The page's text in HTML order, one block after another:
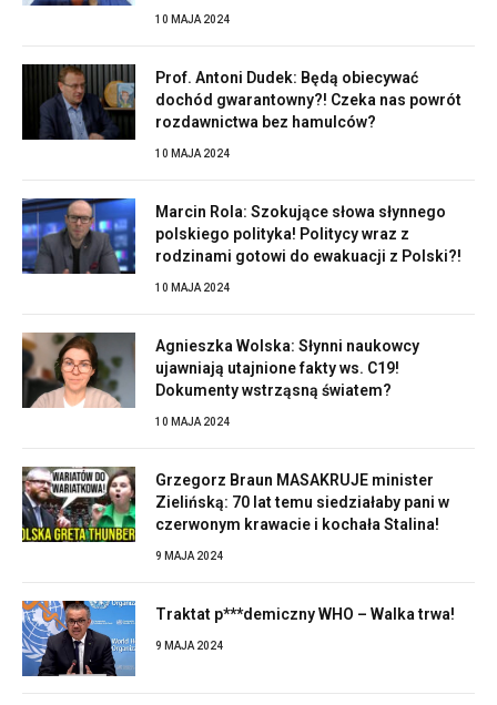
10 MAJA 2024
Prof. Antoni Dudek: Będą obiecywać
dochód gwarantowny?! Czeka nas powrót
rozdawnictwa bez hamulców?
10 MAJA 2024
Marcin Rola: Szokujące słowa słynnego
polskiego polityka! Politycy wraz z
rodzinami gotowi do ewakuacji z Polski?!
10 MAJA 2024
Agnieszka Wolska: Słynni naukowcy
ujawniają utajnione fakty ws. C19!
Dokumenty wstrząsną światem?
10 MAJA 2024
Grzegorz Braun MASAKRUJE minister
Zielińską: 70 lat temu siedziałaby pani w
czerwonym krawacie i kochała Stalina!
9 MAJA 2024
Traktat p***demiczny WHO – Walka trwa!
9 MAJA 2024